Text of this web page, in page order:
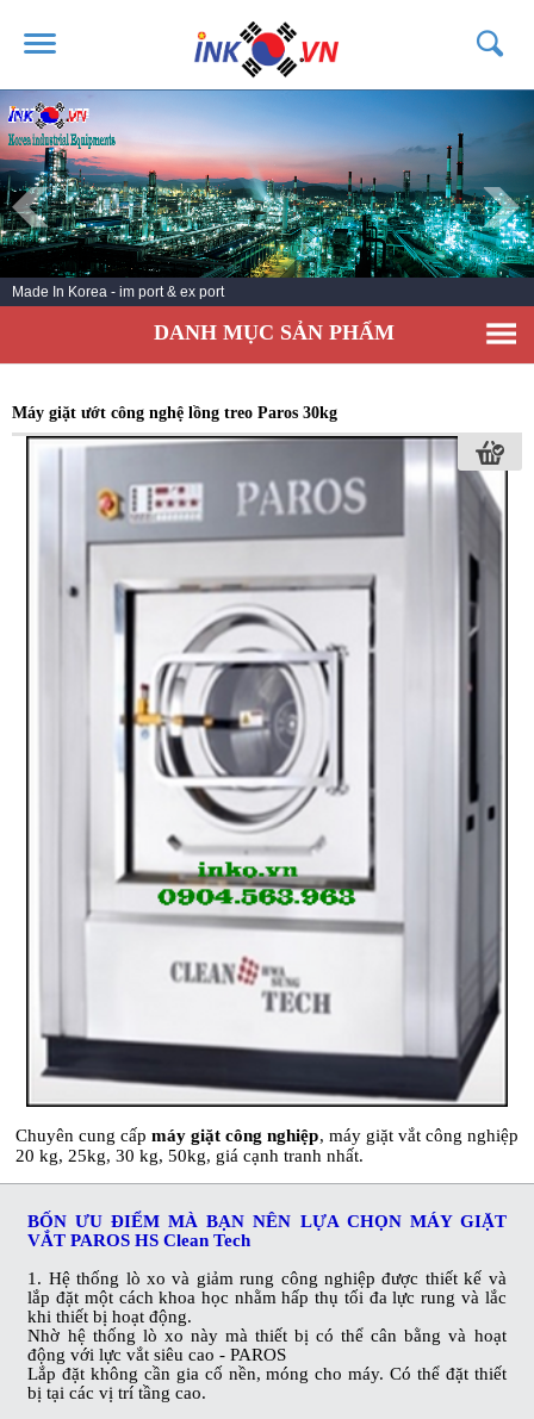
TRANG CHỦ
GIỚI THIỆU
SẢN PHẨM
DỊCH VỤ
TIN TỨC
KHÁCH HÀNG
Made In Korea - im port & ex port
DANH MỤC SẢN PHẨM
Máy giặt ướt công nghệ lồng treo Paros 30kg
Chuyên cung cấpmáy giặt công nghiệp, máy giặt vắt công nghiệp
20 kg, 25kg, 30 kg, 50kg, giá cạnh tranh nhất.
BỐN ƯU ĐIỂM MÀ BẠN NÊN LỰA CHỌN MÁY GIẶT
VẮT PAROS HS Clean Tech
1. Hệ thống lò xo và giảm rung công nghiệp được thiết kế và
lắp đặt một cách khoa học nhằm hấp thụ tối đa lực rung và lắc
khi thiết bị hoạt động.
Nhờ hệ thống lò xo này mà thiết bị có thể cân bằng và hoạt
động với lực vắt siêu cao - PAROS
Lắp đặt không cần gia cố nền, móng cho máy. Có thể đặt thiết
bị tại các vị trí tầng cao.